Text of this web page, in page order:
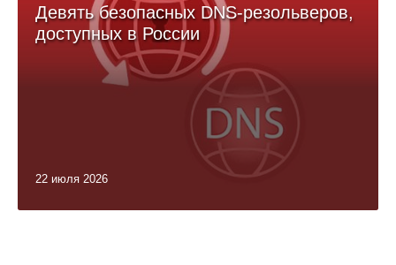
Девять безопасных DNS-резольверов,
доступных в России
22 июля 2026